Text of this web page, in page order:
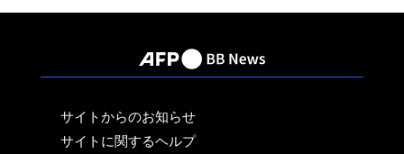
サイトからのお知らせ
サイトに関するヘルプ